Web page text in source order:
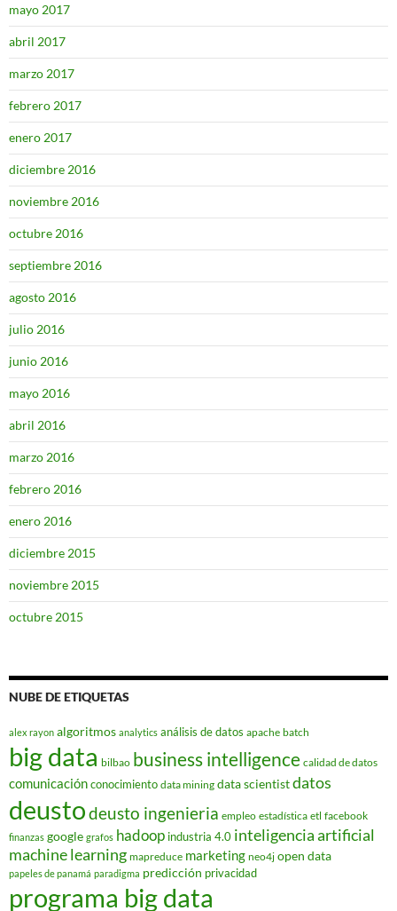
mayo 2017
abril 2017
marzo 2017
febrero 2017
enero 2017
diciembre 2016
noviembre 2016
octubre 2016
septiembre 2016
agosto 2016
julio 2016
junio 2016
mayo 2016
abril 2016
marzo 2016
febrero 2016
enero 2016
diciembre 2015
noviembre 2015
octubre 2015
NUBE DE ETIQUETAS
alex rayon algoritmos analytics análisis de datos apache batch
big data bilbao business intelligence calidad de datos
comunicaciónconocimiento data mining data scientistdatos
deustodeusto ingenieria empleo estadística etl facebook
finanzas google grafos hadoop industria 4.0 inteligencia artificial
machine learning mapreduce marketing neo4j open data
papeles de panamá paradigma predicción privacidad
programa big data